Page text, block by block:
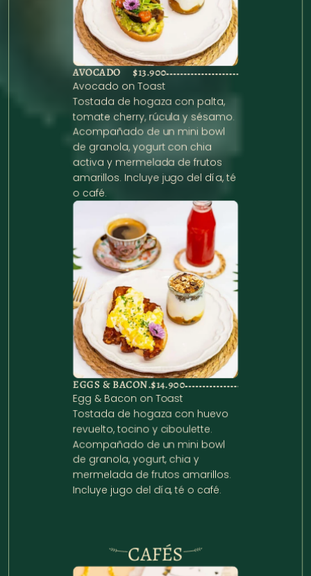
AVOCADO
$13.900
Avocado on Toast
Tostada de hogaza con palta,
tomate cherry, rúcula y sésamo.
Acompañado de un mini bowl
de granola, yogurt con chia
activa y mermelada de frutos
amarillos. Incluye jugo del día, té
o café.
EGGS & BACON.$14.900
Egg & Bacon on Toast
Tostada de hogaza con huevo
revuelto, tocino y ciboulette.
Acompañado de un mini bowl
de granola, yogurt, chia y
mermelada de frutos amarillos.
Incluye jugo del día, té o café.
CAFÉS